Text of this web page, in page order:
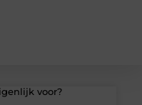
voor?